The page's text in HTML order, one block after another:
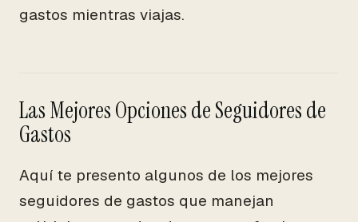
gastos mientras viajas.
Las Mejores Opciones de Seguidores de
Gastos
Aquí te presento algunos de los mejores
seguidores de gastos que manejan